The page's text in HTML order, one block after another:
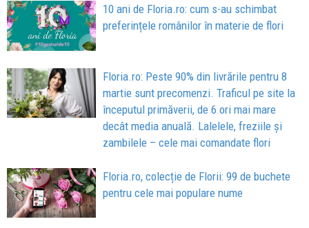
10 ani de Floria.ro: cum s-au schimbat
preferințele românilor în materie de flori
Floria.ro: Peste 90% din livrările pentru 8
martie sunt precomenzi. Traficul pe site la
începutul primăverii, de 6 ori mai mare
decât media anuală. Lalelele, freziile și
zambilele – cele mai comandate flori
Floria.ro, colecție de Florii: 99 de buchete
pentru cele mai populare nume